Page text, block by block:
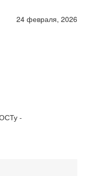
24 февраля, 2026
-